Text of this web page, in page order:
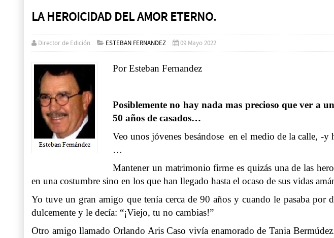
LA HEROICIDAD DEL AMOR ETERNO.
Director de Edición ESTEBAN FERNANDEZ 09 Mayo 2022
Por Esteban Fernandez
Posiblemente no hay nada mas precioso que ver a
50 años de casados…
Veo unos jóvenes besándose en el medio de la calle, -y
…
Mantener un matrimonio firme es quizás una de las
en una costumbre sino en los que han llegado hasta el ocaso de sus vidas
Yo tuve un gran amigo que tenía cerca de 90 años y cuando le pasaba por
dulcemente y le decía: “¡Viejo, tu no cambias!”
Otro amigo llamado Orlando Aris Caso vivía enamorado de Tania